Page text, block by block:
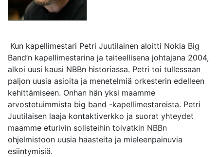
Kun kapellimestari Petri Juutilainen aloitti Nokia Big
Band’n kapellimestarina ja taiteellisena johtajana 2004,
alkoi uusi kausi NBBn historiassa. Petri toi tullessaan
paljon uusia asioita ja menetelmiä orkesterin edelleen
kehittämiseen. Onhan hän yksi maamme
arvostetuimmista big band -kapellimestareista. Petri
Juutilaisen laaja kontaktiverkko ja suorat yhteydet
maamme eturivin solisteihin toivatkin NBBn
ohjelmistoon uusia haasteita ja mieleenpainuvia
esiintymisiä.